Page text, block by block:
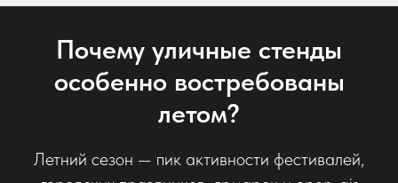
Почему уличные стенды
особенно востребованы
летом?
Летний сезон — пик активности фестивалей,